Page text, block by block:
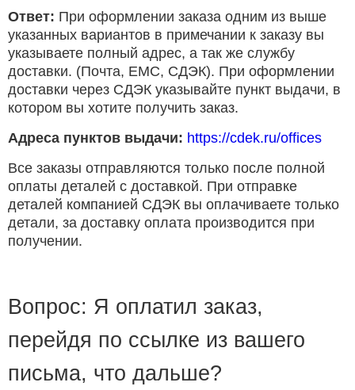
Ответ: При оформлении заказа одним из выше
указанных вариантов в примечании к заказу вы
указываете полный адрес, а так же службу
доставки. (Почта, ЕМС, СДЭК). При оформлении
доставки через СДЭК указывайте пункт выдачи, в
котором вы хотите получить заказ.
Адреса пунктов выдачи: https://cdek.ru/offices
Все заказы отправляются только после полной
оплаты деталей с доставкой. При отправке
деталей компанией СДЭК вы оплачиваете только
детали, за доставку оплата производится при
получении.
Вопрос: Я оплатил заказ,
перейдя по ссылке из вашего
письма, что дальше?